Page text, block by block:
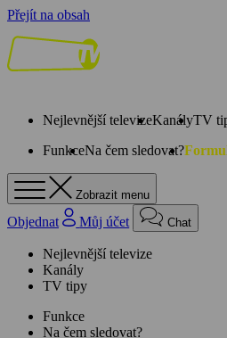
Přejít na obsah
Nejlevnější televizeKanályTV
FunkceNa čem sledovat?
Zobrazit menu
Objednat Můj účet Chat
Nejlevnější televize
Kanály
TV tipy
Funkce
Na čem sledovat?